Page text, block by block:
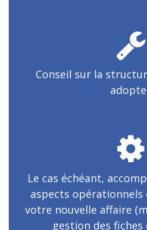
Conseil sur la
Le cas échéant,
aspects
votre nouvelle affaire
gestion des fiches